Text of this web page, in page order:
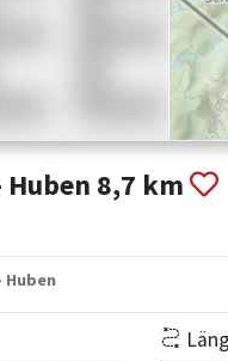
Huben 8,7 km
Huben